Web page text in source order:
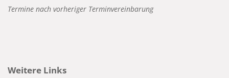
Termine nach vorheriger Terminvereinbarung
Weitere Links